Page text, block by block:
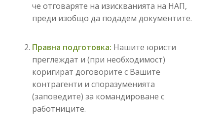
че отговаряте на изискванията на НАП,
преди изобщо да подадем документите.
Правна подготовка: Нашите юристи
преглеждат и (при необходимост)
коригират договорите с Вашите
контрагенти и споразуменията
(заповедите) за командироване с
работниците.